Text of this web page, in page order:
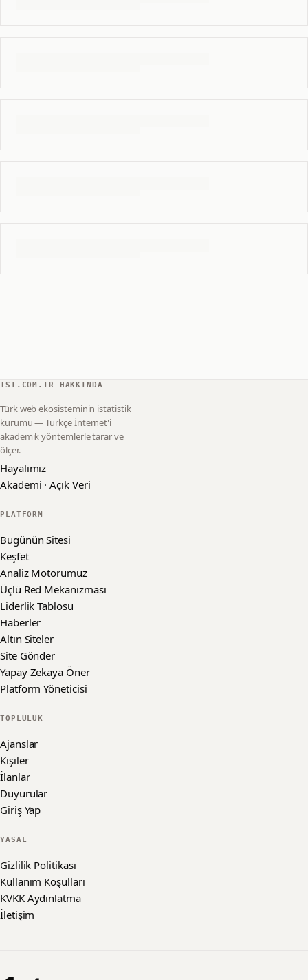
1ST.COM.TR HAKKINDA
Türk web ekosisteminin istatistik
kurumu — Türkçe İnternet'i
akademik yöntemlerle tarar ve
ölçer.
Hayalimiz
Akademi · Açık Veri
PLATFORM
Bugünün Sitesi
Keşfet
Analiz Motorumuz
Üçlü Red Mekanizması
Liderlik Tablosu
Haberler
Altın Siteler
Site Gönder
Yapay Zekaya Öner
Platform Yöneticisi
TOPLULUK
Ajanslar
Kişiler
İlanlar
Duyurular
Giriş Yap
YASAL
Gizlilik Politikası
Kullanım Koşulları
KVKK Aydınlatma
İletişim